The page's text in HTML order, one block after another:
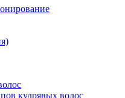
кудрявых волос